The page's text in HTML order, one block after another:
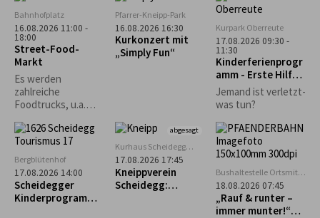
mehr erwartet.
Bahnhofplatz
16.08.2026 11:00 -
18:00
Street-Food-
Markt
Es werden
zahlreiche
Foodtrucks, u.a.
asiatisch und vieles
mehr erwartet.
Pfarrer-Kneipp-Park
16.08.2026 16:30
Kurkonzert mit
„Simply Fun“
Kurpark Oberreute
17.08.2026 09:30 -
11:30
Kinderferienprogr
amm - Erste Hilfe
Kurs
Jemand ist verletzt-
was tun?
Bergblütenhof
17.08.2026 14:00
Scheidegger
Kinderprogramm:
abgesagt
Kurhaus Scheidegg
Mehrzweckraum im UG
17.08.2026 17:45
Kneippverein
Scheidegg:
Bushaltestelle Ortsmitte
Scheidegg
18.08.2026 07:45
„Rauf & runter –
immer munter!“